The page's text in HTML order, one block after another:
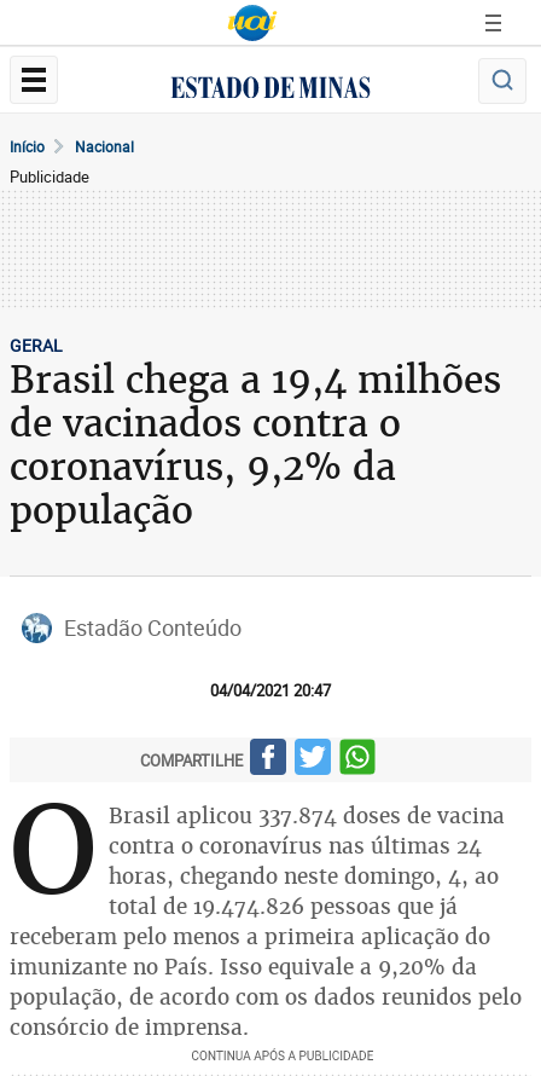
Início Nacional
Publicidade
GERAL
Brasil chega a 19,4 milhões
de vacinados contra o
coronavírus, 9,2% da
população
Estadão Conteúdo
04/04/2021 20:47
COMPARTILHE
O Brasil aplicou 337.874 doses de vacina
contra o coronavírus nas últimas 24
horas, chegando neste domingo, 4, ao
total de 19.474.826 pessoas que já
receberam pelo menos a primeira aplicação do
imunizante no País. Isso equivale a 9,20% da
população, de acordo com os dados reunidos pelo
consórcio de imprensa.